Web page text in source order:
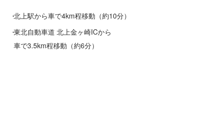
北上駅から車で4km程移動（約10分）
東北自動車道 北上金ヶ崎ICから
車で3.5km程移動（約6分）